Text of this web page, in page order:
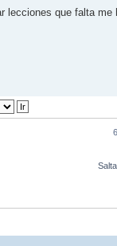
lecciones que falta me